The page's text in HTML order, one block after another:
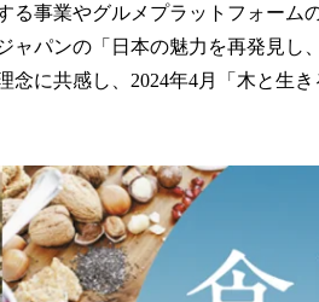
る事業やグルメプラットフォーム
ャパンの「日本の魅力を再発見し
念に共感し、2024年4月「木と生